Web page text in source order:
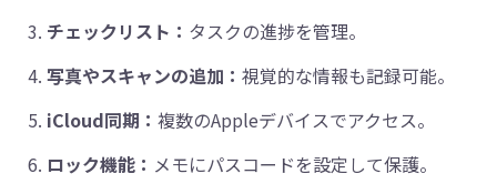
チェックリスト： タスクの進捗を管理。
写真やスキャンの追加： 視覚的な情報も記録可能。
iCloud同期： 複数のAppleデバイスでアクセス。
ロック機能： メモにパスコードを設定して保護。